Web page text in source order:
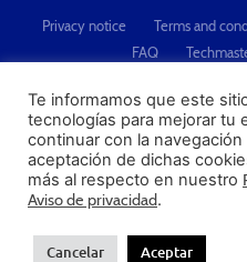
Privacy notice Terms and
FAQ
"Techmaster de México is The
Calibration, Dimensional
Te informamos que este
tecnologías para mejorar tu
continuar con la
aceptación de dichas
más al respecto en nuestro
Aviso de privacidad.
Cancelar Aceptar